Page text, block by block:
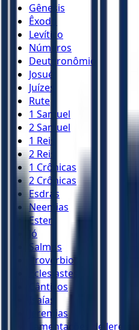
Gênesis
Êxodo
Levítico
Números
Deuteronômio
Josué
Juízes
Rute
1 Samuel
2 Samuel
1 Reis
2 Reis
1 Crônicas
2 Crônicas
Esdras
Neemias
Ester
Jó
Salmos
Provérbios
Eclesiastes
Cânticos
Isaías
Jeremias
Lamentações de Jeremias